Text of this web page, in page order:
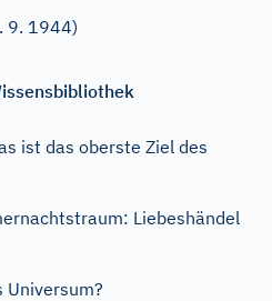
9. 1944)
ist das oberste Ziel des
Liebeshändel
Universum?